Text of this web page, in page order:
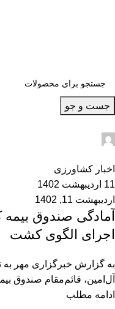
جست و جو
اخبار کشاورزی
11 اردیبهشت 1402
اردیبهشت 11, 1402
آمادگی صندوق
اجرای الگوی کشت
به گزارش خبرگزاری مهر به
آل‌امین، قائم‌مقام صندوق
ادامه مطلب